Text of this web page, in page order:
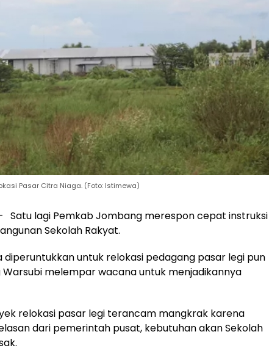
Pasar Citra Niaga. (Foto: Istimewa)
Satu lagi Pemkab Jombang merespon cepat instruksi
Sekolah Rakyat.
diperuntukkan untuk relokasi pedagang pasar legi pun
Warsubi melempar wacana untuk menjadikannya
relokasi pasar legi terancam mangkrak karena
dari pemerintah pusat, kebutuhan akan Sekolah